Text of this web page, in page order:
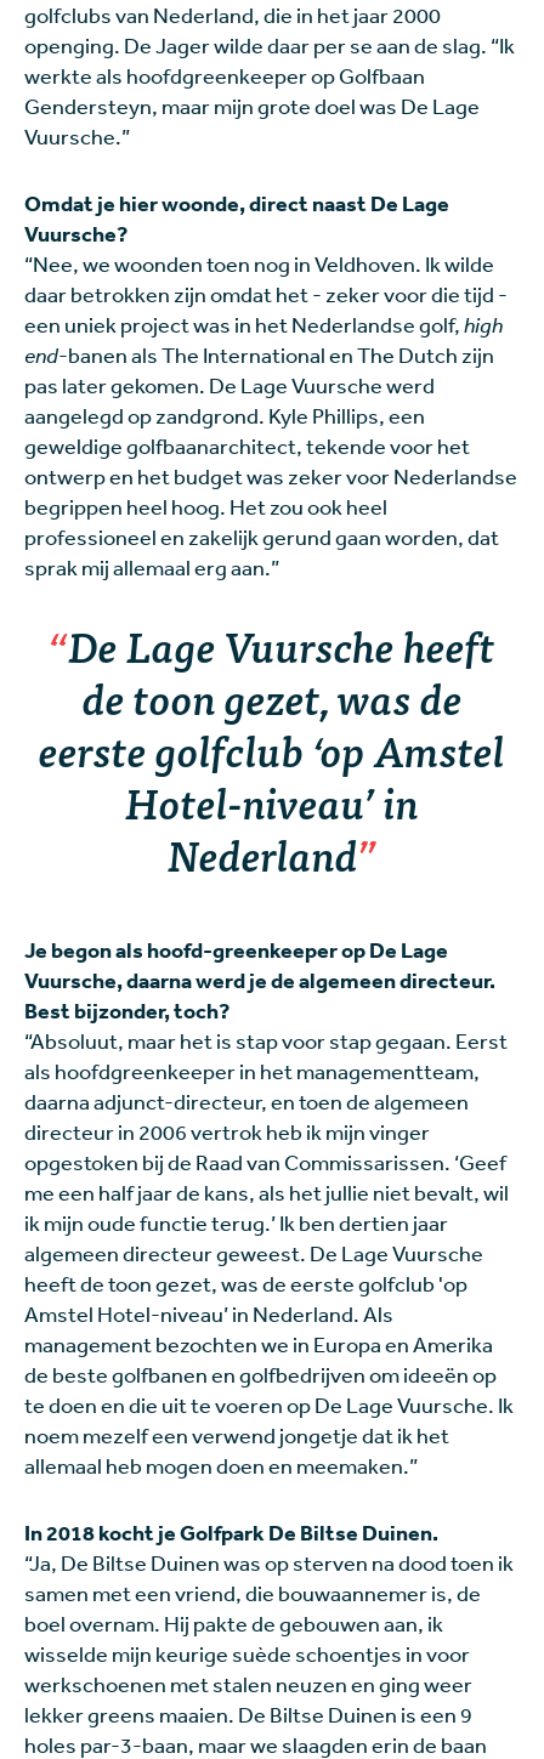
golfclubs van Nederland, die in het jaar 2000
openging. De Jager wilde daar per se aan de slag. “Ik
werkte als hoofdgreenkeeper op Golfbaan
Gendersteyn, maar mijn grote doel was De Lage
Vuursche.”
Omdat je hier woonde, direct naast De Lage
Vuursche?
“Nee, we woonden toen nog in Veldhoven. Ik wilde
daar betrokken zijn omdat het - zeker voor die tijd -
een uniek project was in het Nederlandse golf,high
end-banen als The International en The Dutch zijn
pas later gekomen. De Lage Vuursche werd
aangelegd op zandgrond. Kyle Phillips, een
geweldige golfbaanarchitect, tekende voor het
ontwerp en het budget was zeker voor Nederlandse
begrippen heel hoog. Het zou ook heel
professioneel en zakelijk gerund gaan worden, dat
sprak mij allemaal erg aan.”
De Lage Vuursche heeft
de toon gezet, was de
eerste golfclub ‘op Amstel
Hotel-niveau’ in
Nederland
Je begon als hoofd-greenkeeper op De Lage
Vuursche, daarna werd je de algemeen directeur.
Best bijzonder, toch?
“Absoluut, maar het is stap voor stap gegaan. Eerst
als hoofdgreenkeeper in het managementteam,
daarna adjunct-directeur, en toen de algemeen
directeur in 2006 vertrok heb ik mijn vinger
opgestoken bij de Raad van Commissarissen. ‘Geef
me een half jaar de kans, als het jullie niet bevalt, wil
ik mijn oude functie terug.’ Ik ben dertien jaar
algemeen directeur geweest. De Lage Vuursche
heeft de toon gezet, was de eerste golfclub 'op
Amstel Hotel-niveau’ in Nederland. Als
management bezochten we in Europa en Amerika
de beste golfbanen en golfbedrijven om ideeën op
te doen en die uit te voeren op De Lage Vuursche. Ik
noem mezelf een verwend jongetje dat ik het
allemaal heb mogen doen en meemaken.”
In 2018 kocht je Golfpark De Biltse Duinen.
“Ja, De Biltse Duinen was op sterven na dood toen ik
samen met een vriend, die bouwaannemer is, de
boel overnam. Hij pakte de gebouwen aan, ik
wisselde mijn keurige suède schoentjes in voor
werkschoenen met stalen neuzen en ging weer
lekker greens maaien. De Biltse Duinen is een 9
holes par-3-baan, maar we slaagden erin de baan